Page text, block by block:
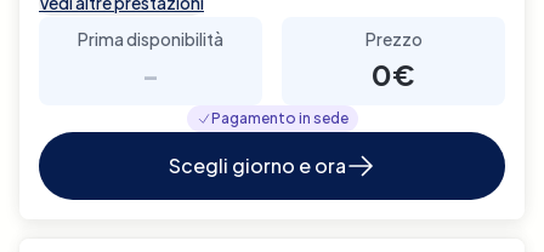
Prima disponibilità
-
Prezzo
0€
Pagamento in sede
Scegli giorno e ora